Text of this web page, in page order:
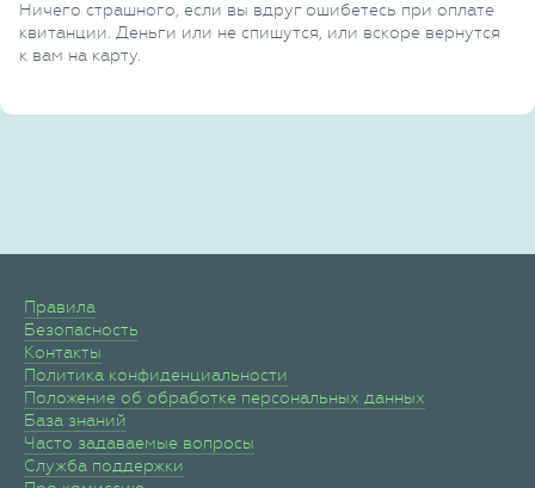
Ничего страшного, если вы вдруг ошибетесь при оплате
квитанции. Деньги или не спишутся, или вскоре вернутся
к вам на карту.
Правила
Безопасность
Контакты
Политика конфиденциальности
Положение об обработке персональных данных
База знаний
Часто задаваемые вопросы
Служба поддержки